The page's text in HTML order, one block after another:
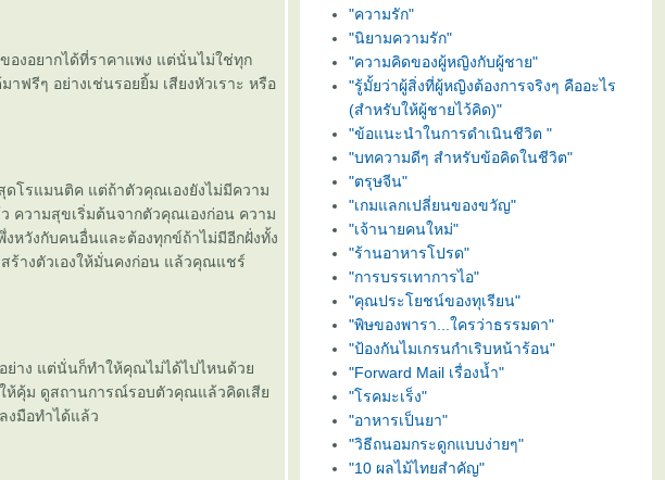
องอยากได้ที่ราคาแพง แต่นั่นไม่ใช่ทุก
ฟรีๆ อย่างเช่นรอยยิ้ม เสียงหัวเราะ หรือ
ดโรแมนติค แต่ถ้าตัวคุณเองยังไม่มีความ
ความสุขเริ่มต้นจากตัวคุณเองก่อน ความ
หวังกับคนอื่นและต้องทุกข์ถ้าไม่มีอีกฝั่งทั้ง
ร้างตัวเองให้มั่นคงก่อน แล้วคุณแชร์
อย่าง แต่นั่นก็ทำให้คุณไม่ได้ไปไหนด้ว
ให้คุ้ม ดูสถานการณ์รอบตัวคุณแล้วคิดเสี
งมือทำได้แล้ว
"ความรัก"
"นิยามความรัก"
"ความคิดของผู้หญิงกับผู้ชาย"
"รู้มั้ยว่าผู้สิ่งที่ผู้หญิงต้องการจริงๆ คืออะไร
(สำหรับให้ผู้ชายไว้คิด)"
"ข้อแนะนำในการดำเนินชีวิต "
"บทความดีๆ สำหรับข้อคิดในชีวิต"
"ตรุษจีน"
"เกมแลกเปลี่ยนของขวัญ"
"เจ้านายคนใหม่"
"ร้านอาหารโปรด"
"การบรรเทาการไอ"
"คุณประโยชน์ของทุเรียน"
"พิษของพารา...ใครว่าธรรมดา"
"ป้องกันไมเกรนกำเริบหน้าร้อน"
"Forward Mail เรื่องน้ำ"
"โรคมะเร็ง"
"อาหารเป็นยา"
"วิธีถนอมกระดูกแบบง่ายๆ"
"10 ผลไม้ไทยสำคัญ"